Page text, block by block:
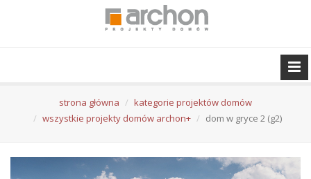
strona główna
kategorie projektów domów
wszystkie projekty domów archon+
dom w gryce 2 (g2)